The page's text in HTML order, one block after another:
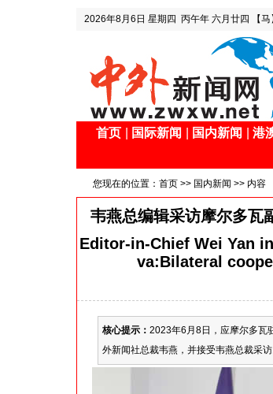
2026年8月6日 星期四 丙午年 六月廿四 【
首页 国际新闻 国内新闻 港
您现在的位置： 首页 >> 国内新闻 >> 内容
韦燕总编辑采访摩尔多瓦
Editor-in-Chief Wei Yan
va:Bilateral
核心提示： 2023年6月8日，应摩尔多瓦
外新闻社总裁韦燕，并接受韦燕总裁采